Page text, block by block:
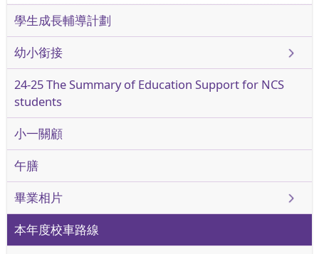
學生成長輔導計劃
幼小銜接
24-25 The Summary of Education Support for NCS
students
小一關顧
午膳
畢業相片
本年度校車路線